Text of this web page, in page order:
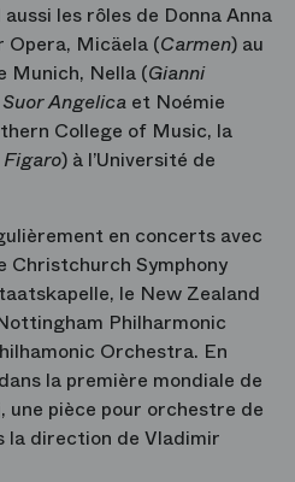
les rôles de Donna Anna
Opera, Micäela (Carmen) au
Munich, Nella (Gianni
Suor Angelica et Noémie
College of Music, la
) à l’Université de
en concerts avec
Christchurch Symphony
le New Zealand
Philharmonic
Orchestra. En
la première mondiale de
une pièce pour orchestre de
la direction de Vladimir